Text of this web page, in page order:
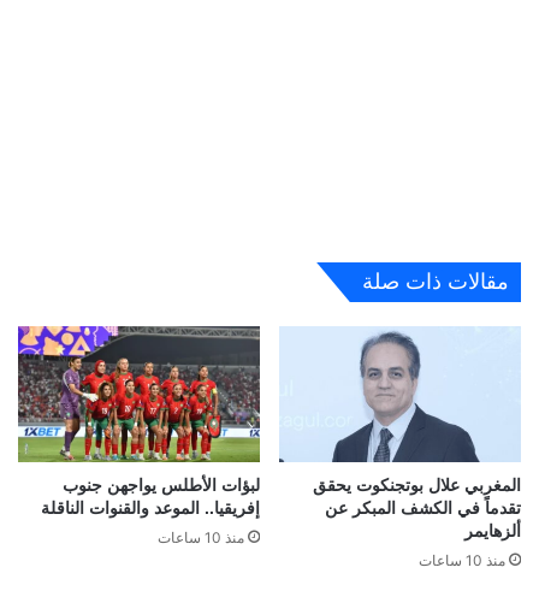
مقالات ذات صلة
المغربي علال بوتجنكوت يحقق
تقدماً في الكشف المبكر عن
ألزهايمر
منذ 10 ساعات
لبؤات الأطلس يواجهن جنوب
إفريقيا.. الموعد والقنوات الناقلة
منذ 10 ساعات